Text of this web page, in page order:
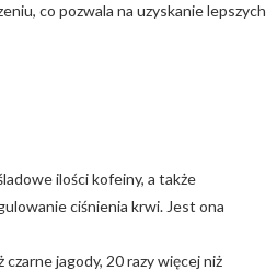
co pozwala na uzyskanie lepszych
ilości kofeiny, a także
ciśnienia krwi. Jest ona
jagody, 20 razy więcej niż